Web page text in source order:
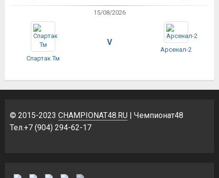
15/08/2026
Спартак Тм
V
Арсенал-2
© 2015-2023 CHAMPIONAT48.RU | Чемпионат48
Тел.+7 (904) 294-62-17